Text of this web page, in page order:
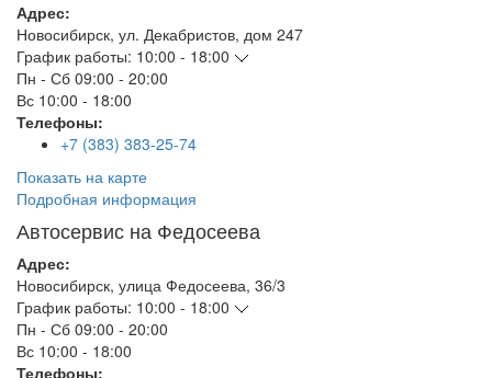
Адрес:
Новосибирск, ул. Декабристов, дом 247
График работы: 10:00 - 18:00
Пн - Сб 09:00 - 20:00
Вс 10:00 - 18:00
Телефоны:
+7 (383) 383-25-74
Показать на карте
Подробная информация
Автосервис на Федосеева
Адрес:
Новосибирск, улица Федосеева, 36/3
График работы: 10:00 - 18:00
Пн - Сб 09:00 - 20:00
Вс 10:00 - 18:00
Телефоны: